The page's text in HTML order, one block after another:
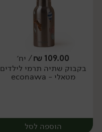
יח׳
109.00
₪/ יח׳
בקבוק שתיה תרמי לילדים
מטאלי - econawa
הוספה לסל